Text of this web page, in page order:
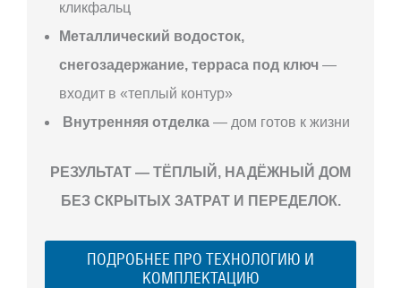
кликфальц
Металлический водосток,
снегозадержание, терраса под ключ —
входит в «теплый контур»
Внутренняя отделка — дом готов к жизни
РЕЗУЛЬТАТ — ТЁПЛЫЙ, НАДЁЖНЫЙ ДОМ
БЕЗ СКРЫТЫХ ЗАТРАТ И ПЕРЕДЕЛОК.
ПОДРОБНЕЕ ПРО ТЕХНОЛОГИЮ И
КОМПЛЕКТАЦИЮ